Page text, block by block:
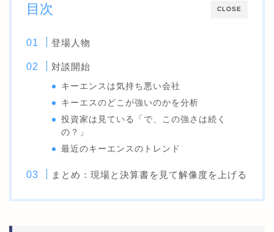
CLOSE
目次
登場人物
対談開始
キーエンスは気持ち悪い会社
キーエスのどこが強いのかを分析
投資家は見ている「で、この強さは続く
の？」
最近のキーエンスのトレンド
まとめ：現場と決算書を見て解像度を上げる